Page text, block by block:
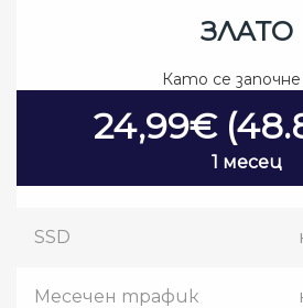
ЗЛАТО
Като се
24,99€
1 месец
SSD
Месечен трафик